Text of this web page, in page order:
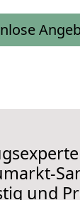
und